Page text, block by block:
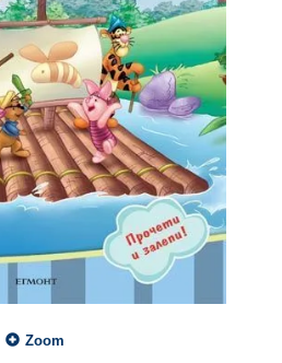
Zoom